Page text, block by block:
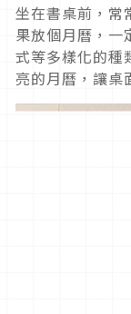
坐在書桌前，常
果放個月曆，一
式等多樣化的種
亮的月曆，讓桌